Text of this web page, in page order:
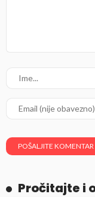
Pročitajte i